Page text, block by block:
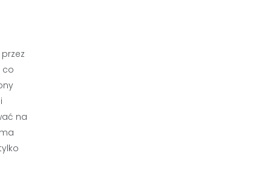
co
na